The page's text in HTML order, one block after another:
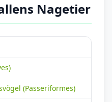
Nagetier
(Passeriformes)